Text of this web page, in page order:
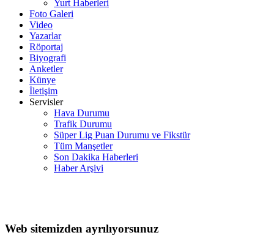
Yurt Haberleri
Foto Galeri
Video
Yazarlar
Röportaj
Biyografi
Anketler
Künye
İletişim
Servisler
Hava Durumu
Trafik Durumu
Süper Lig Puan Durumu ve Fikstür
Tüm Manşetler
Son Dakika Haberleri
Haber Arşivi
Web sitemizden ayrılıyorsunuz